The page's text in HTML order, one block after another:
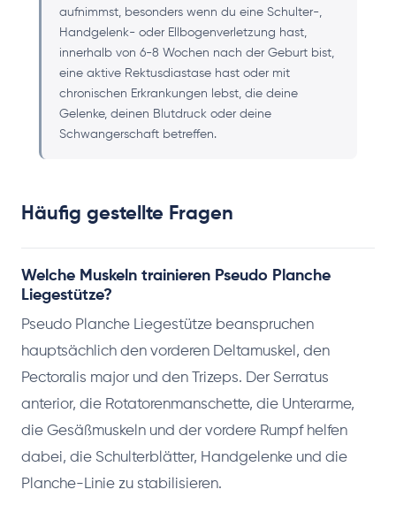
aufnimmst, besonders wenn du eine Schulter-,
Handgelenk- oder Ellbogenverletzung hast,
innerhalb von 6-8 Wochen nach der Geburt bist,
eine aktive Rektusdiastase hast oder mit
chronischen Erkrankungen lebst, die deine
Gelenke, deinen Blutdruck oder deine
Schwangerschaft betreffen.
Häufig gestellte Fragen
Welche Muskeln trainieren Pseudo Planche
Liegestütze?
Pseudo Planche Liegestütze beanspruchen
hauptsächlich den vorderen Deltamuskel, den
Pectoralis major und den Trizeps. Der Serratus
anterior, die Rotatorenmanschette, die Unterarme,
die Gesäßmuskeln und der vordere Rumpf helfen
dabei, die Schulterblätter, Handgelenke und die
Planche-Linie zu stabilisieren.